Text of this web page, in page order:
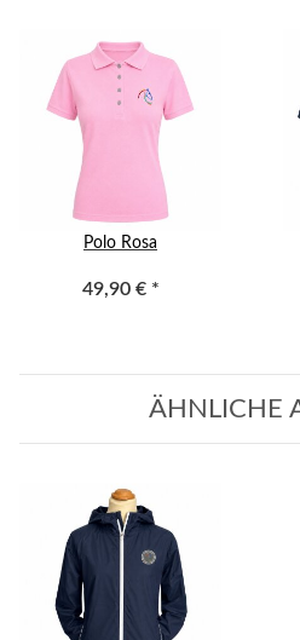
Polo Rosa
49,90 € *
ÄHNLICHE